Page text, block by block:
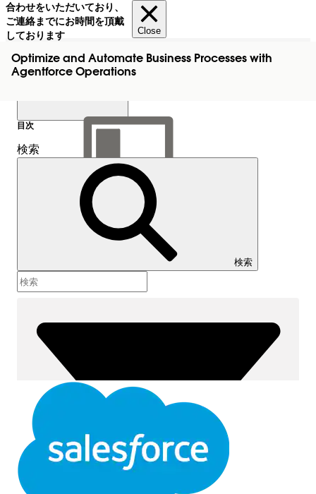
合わせをいただいており、
ご連絡までにお時間を頂戴
しております
Close
Optimize and Automate Business Processes with
Agentforce Operations
目次を表示
目次
検索
検索